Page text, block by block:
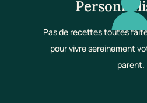
Pas de recettes toutes
pour vivre sereinement
parent.